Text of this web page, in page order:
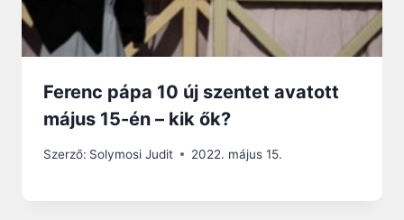
Ferenc pápa 10 új szentet avatott
május 15-én – kik ők?
Szerző: Solymosi Judit 2022. május 15.